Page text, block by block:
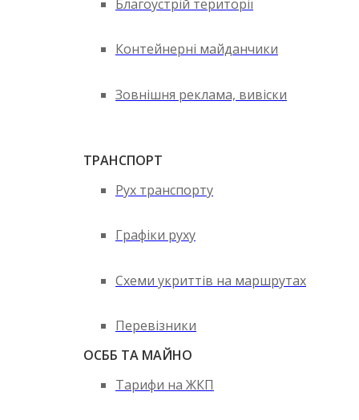
Благоустрій території
Контейнерні майданчики
Зовнішня реклама, вивіски
ТРАНСПОРТ
Рух транспорту
Графіки руху
Схеми укриттів на маршрутах
Перевізники
ОСББ ТА МАЙНО
Тарифи на ЖКП